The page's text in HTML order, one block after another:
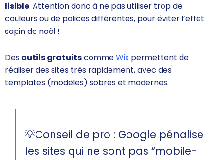
lisible. Attention donc à ne pas utiliser trop de
couleurs ou de polices différentes, pour éviter l’effet
sapin de noël !
Des outils gratuitscommeWix permettent de
réaliser des sites très rapidement, avec des
templates (modèles) sobres et modernes.
💡Conseil de pro : Google pénalise
les sites qui ne sont pas “mobile-